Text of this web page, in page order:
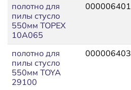
полотно для
пилы стусло
550мм TOPEX
10A065
000006401
полотно для
пилы стусло
550мм TOYA
29100
000006403